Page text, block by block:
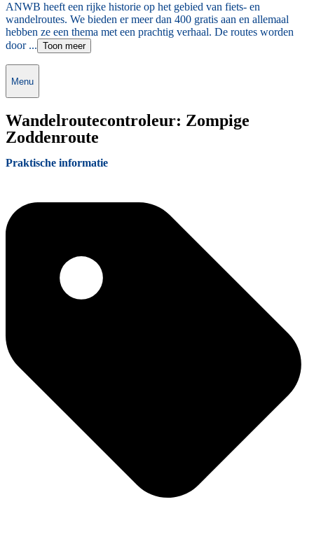
ANWB heeft een rijke historie op het gebied van fiets- en
wandelroutes. We bieden er meer dan 400 gratis aan en allemaal
hebben ze een thema met een prachtig verhaal. De routes worden
door ... Toon meer
Menu
Wandelroutecontroleur: Zompige
Zoddenroute
Praktische informatie